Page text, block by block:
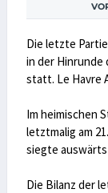
Die letzte
in der Hinrunde
statt. Le Havre
Im heimischen
letztmalig am
siegte auswärts
Die Bilanz der